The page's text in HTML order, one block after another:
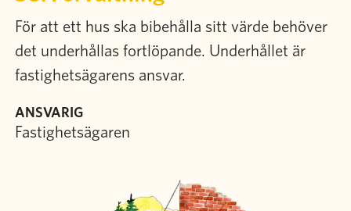
För att ett hus ska bibehålla sitt värde behöver
det underhållas fortlöpande. Underhållet är
fastighetsägarens ansvar.
ANSVARIG
Fastighetsägaren